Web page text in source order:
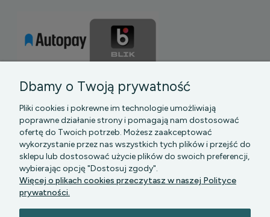
PGK MAZOWSZE SP Z O.O.|| Bartycka 24-210B,
00-716 WARSZAWA, woj. mazowieckie || NIP:
Dbamy o Twoją prywatność
Pliki cookies i pokrewne im technologie umożliwiają
poprawne działanie strony i pomagają nam dostosować
ofertę do Twoich potrzeb. Możesz zaakceptować
wykorzystanie przez nas wszystkich tych plików i przejść do
sklepu lub dostosować użycie plików do swoich preferencji,
wybierając opcję "Dostosuj zgody".
Więcej o plikach cookies przeczytasz w naszej Polityce
prywatności.